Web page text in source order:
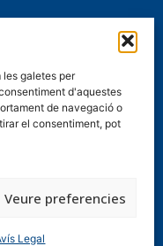
galetes per
d'aquestes
de navegació o
el consentiment, pot
Veure preferencies
Legal
LEGAL
(UE)